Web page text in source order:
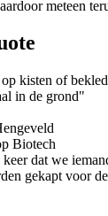
meteen
kisten of
in de grond
dat we
gekapt voor